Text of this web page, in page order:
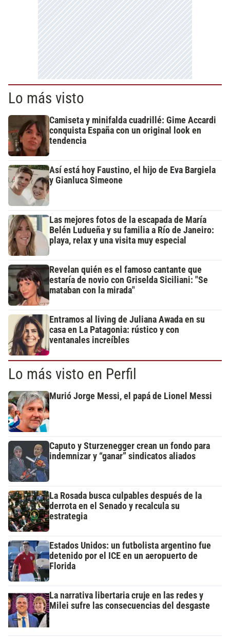
Lo más visto
Camiseta y minifalda cuadrillé: Gime Accardi
conquista España con un original look en
tendencia
Así está hoy Faustino, el hijo de Eva Bargiela
y Gianluca Simeone
Las mejores fotos de la escapada de María
Belén Ludueña y su familia a Río de Janeiro:
playa, relax y una visita muy especial
Revelan quién es el famoso cantante que
estaría de novio con Griselda Siciliani: "Se
mataban con la mirada"
Entramos al living de Juliana Awada en su
casa en La Patagonia: rústico y con
ventanales increíbles
Lo más visto en Perfil
Murió Jorge Messi, el papá de Lionel Messi
Caputo y Sturzenegger crean un fondo para
indemnizar y “ganar” sindicatos aliados
La Rosada busca culpables después de la
derrota en el Senado y recalcula su
estrategia
Estados Unidos: un futbolista argentino fue
detenido por el ICE en un aeropuerto de
Florida
La narrativa libertaria cruje en las redes y
Milei sufre las consecuencias del desgaste